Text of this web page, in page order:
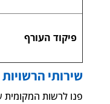
פיקוד העורף
שירותי
פנו לרשות המקומית